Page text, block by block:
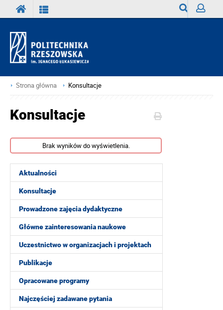
Strona główna Konsultacje
Aktualności
Konsultacje
Prowadzone zajęcia dydaktyczne
Główne zainteresowania naukowe
Uczestnictwo w organizacjach i projektach
Publikacje
Opracowane programy
Najczęściej zadawane pytania
Konsultacje
Brak wyników do wyświetlenia.